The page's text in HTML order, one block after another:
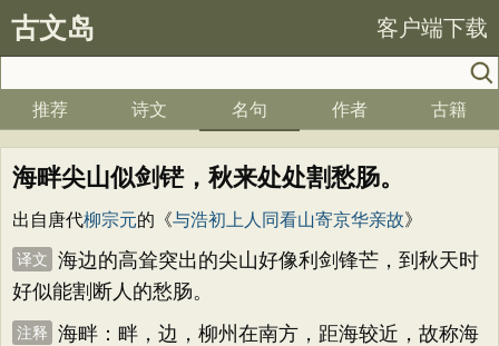
古文岛 客户端下载
推荐 诗文 名句 作者 古籍
海畔尖山似剑铓，秋来处处割愁肠。
出自唐代柳宗元的《与浩初上人同看山寄京华亲故》
译文
海边的高耸突出的尖山好像利剑锋芒，到秋天时
好似能割断人的愁肠。
注释
海畔：畔，边，柳州在南方，距海较近，故称海